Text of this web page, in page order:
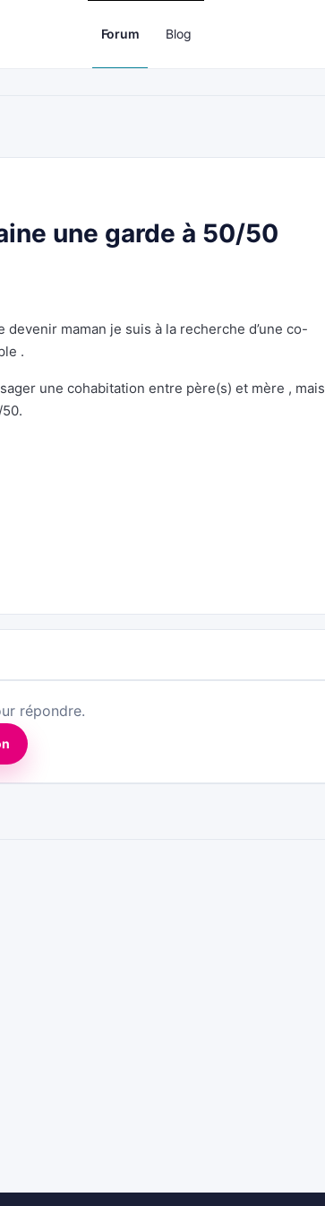
Forum Blog
une garde à 50/50
maman je suis à la recherche d’une co-
.
une cohabitation entre père(s) et mère , mais
répondre.